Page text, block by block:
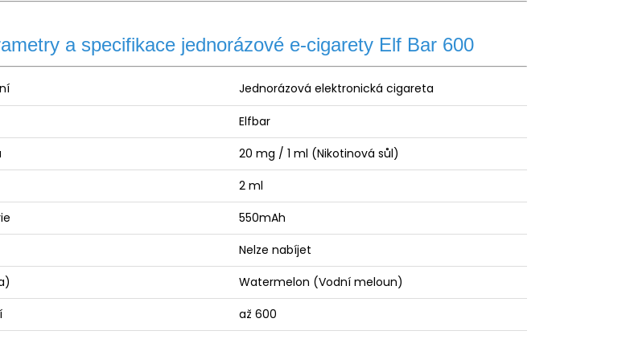
a specifikace jednorázové e-cigarety Elf Bar 600
Jednorázová elektronická cigareta
Elfbar
20 mg / 1 ml (Nikotinová sůl)
2 ml
550mAh
Nelze nabíjet
)
Watermelon (Vodní meloun)
až 600